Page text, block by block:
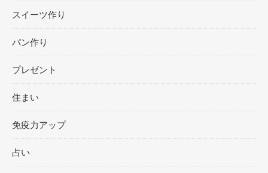
スイーツ作り
パン作り
プレゼント
住まい
免疫力アップ
占い